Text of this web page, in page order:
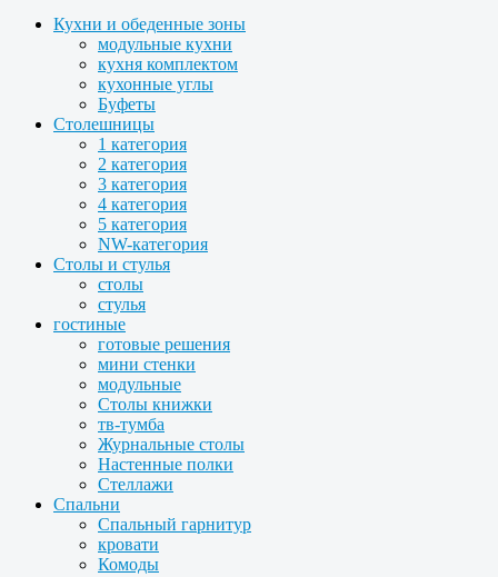
Кухни и обеденные зоны
модульные кухни
кухня комплектом
кухонные углы
Буфеты
Столешницы
1 категория
2 категория
3 категория
4 категория
5 категория
NW-категория
Столы и стулья
столы
стулья
гостиные
готовые решения
мини стенки
модульные
Столы книжки
тв-тумба
Журнальные столы
Настенные полки
Стеллажи
Спальни
Спальный гарнитур
кровати
Комоды